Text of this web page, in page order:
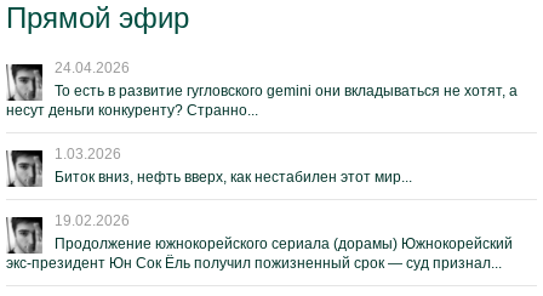
Прямой эфир
24.04.2026
То есть в развитие гугловского gemini они вкладываться не хотят, а
несут деньги конкуренту? Странно...
1.03.2026
Биток вниз, нефть вверх, как нестабилен этот мир...
19.02.2026
Продолжение южнокорейского сериала (дорамы) Южнокорейский
экс-президент Юн Сок Ёль получил пожизненный срок — суд признал...